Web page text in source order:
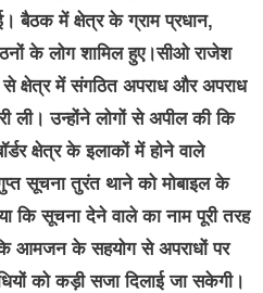
बैठक में क्षेत्र के ग्राम प्रधान,
के लोग शामिल हुए।सीओ राजेश
क्षेत्र में संगठित अपराध और अपराध
ली। उन्होंने लोगों से अपील की कि
क्षेत्र के इलाकों में होने वाले
सूचना तुरंत थाने को मोबाइल के
कि सूचना देने वाले का नाम पूरी तरह
आमजन के सहयोग से अपराधों पर
को कड़ी सजा दिलाई जा सकेगी।